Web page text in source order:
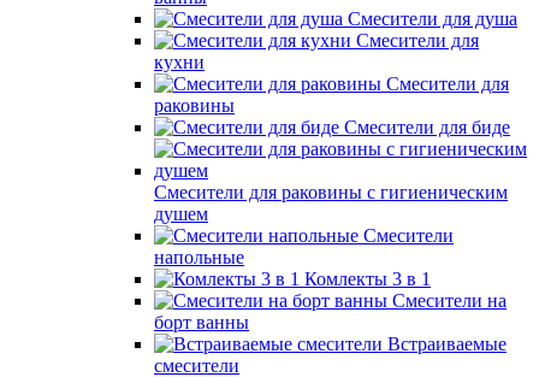
Смесители для душа
Смесители для
кухни
Смесители для
раковины
Смесители для биде
Смесители для раковины с гигиеническим
душем
Смесители
напольные
Комлекты 3 в 1
Смесители на
борт ванны
Встраиваемые
смесители